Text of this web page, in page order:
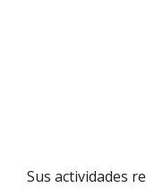
Sus actividades